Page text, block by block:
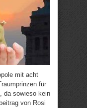
mit acht
für
da sowieso kein
von Rosi